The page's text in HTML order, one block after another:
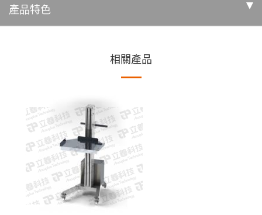
產品特色
相關產品